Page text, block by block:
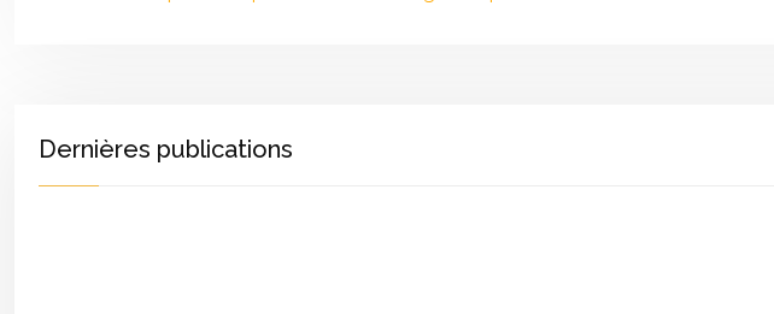
Dernières publications